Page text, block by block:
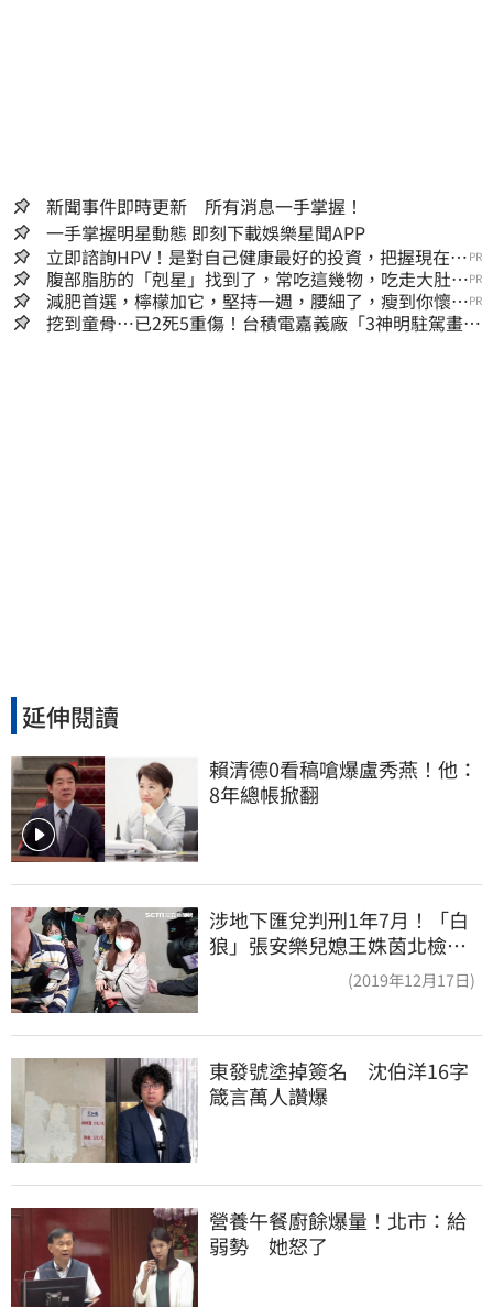
新聞事件即時更新 所有消息一手掌握！
一手掌握明星動態 即刻下載娛樂星聞APP
立即諮詢HPV！是對自己健康最好的投資，把握現在不
嫌晚！
PR
腹部脂肪的「剋星」找到了，常吃這幾物，吃走大肚
囊，瘦出小蠻腰
PR
減肥首選，檸檬加它，堅持一週，腰細了，瘦到你懷疑
人生
PR
挖到童骨…已2死5重傷！台積電嘉義廠「3神明駐駕畫面
延伸閱讀
賴清德0看稿嗆爆盧秀燕！他：
8年總帳掀翻
涉地下匯兌判刑1年7月！「白
狼」張安樂兒媳王姝茵北檢報
(2019年12月17日)
東發號塗掉簽名　沈伯洋16字
箴言萬人讚爆
營養午餐廚餘爆量！北市：給
弱勢　她怒了